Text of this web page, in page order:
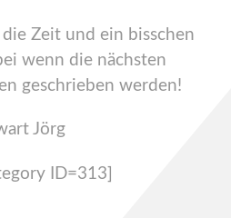
Zeit und ein bisschen
wenn die nächsten
geschrieben werden!
Jörg
ID=313]